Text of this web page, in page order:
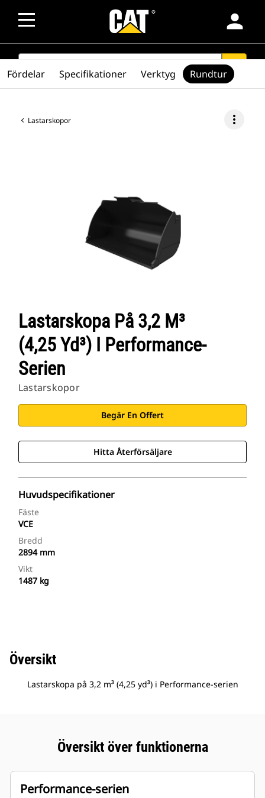
person
SEARCH search
Lastarskopor more_vert
Lastarskopa På 3,2 M³
(4,25 Yd³) I Performance-
Serien
Lastarskopor
Begär En Offert
Hitta Återförsäljare
Huvudspecifikationer
Fäste
VCE
Bredd
2894 mm
Vikt
1487 kg
Fördelar Specifikationer Verktyg Rundtur
Översikt
Lastarskopa på 3,2 m³ (4,25 yd³) i Performance-serien
Översikt över funktionerna
Performance-serien